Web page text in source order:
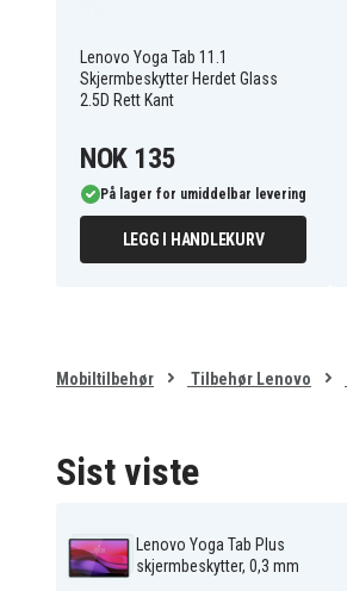
Lenovo Yoga Tab 11.1
Skjermbeskytter Herdet Glass
2.5D Rett Kant
NOK 135
På lager for umiddelbar levering
LEGG I HANDLEKURV
Mobiltilbehør Tilbehør Lenovo
Sist viste
Lenovo Yoga Tab Plus
skjermbeskytter, 0,3 mm